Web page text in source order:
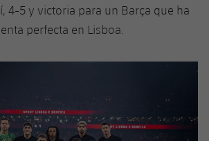
4-5 y victoria para un Barça que ha
perfecta en Lisboa.